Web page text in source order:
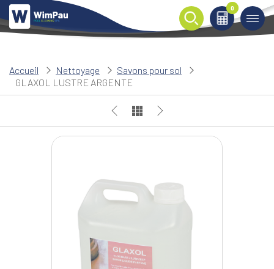
0
0
Accueil Nettoyage
Savons pour sol
GLAXOL LUSTRE ARGENTE